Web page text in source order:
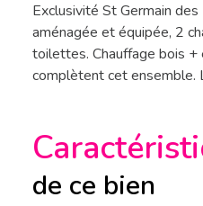
Exclusivité St Germain
aménagée et équipée, 2
toilettes. Chauffage bois +
complètent cet ensemble.
de ce bien